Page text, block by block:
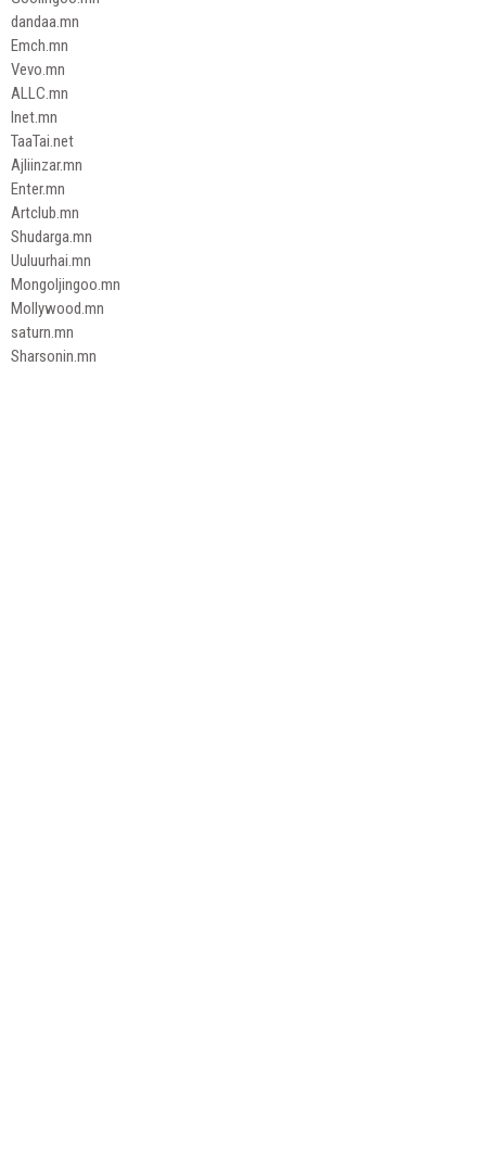
dandaa.mn
Emch.mn
Vevo.mn
ALLC.mn
Inet.mn
TaaTai.net
Ajliinzar.mn
Enter.mn
Artclub.mn
Shudarga.mn
Uuluurhai.mn
Mongoljingoo.mn
Mollywood.mn
saturn.mn
Sharsonin.mn